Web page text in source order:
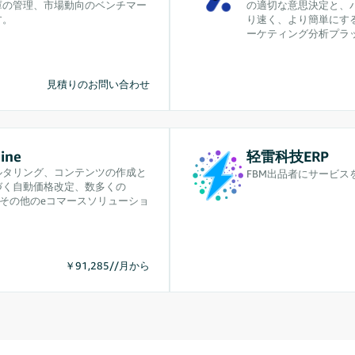
管理、市場動向のベンチマー
見積りのお問い合わせ
の適切な意思決定と、
り速く、より簡単にす
ーケティング分析プラ
リング、コンテンツの作成と
自動価格改定、数多くの
の他のeコマースソリューショ
￥91,285//月から
轻雷科技ERP
FBM出品者にサービス